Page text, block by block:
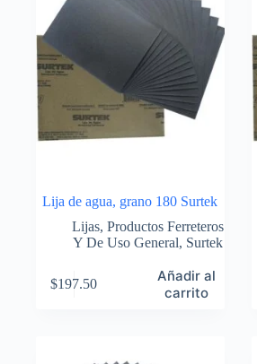
Lija de agua, grano 180 Surtek
Lijas,Productos Ferreteros
Y De Uso General, Surtek
$197.50
Añadir al
carrito